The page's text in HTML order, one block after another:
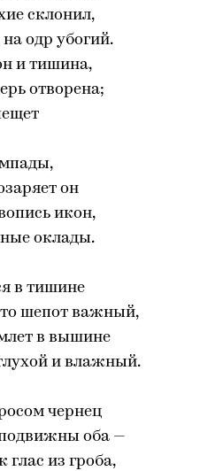
склонил,
одр убогий.
и тишина,
отворена;
он
икон,
оклады.
в тишине
шепот важный,
в вышине
и влажный.
чернец
оба —
глас из гроба,